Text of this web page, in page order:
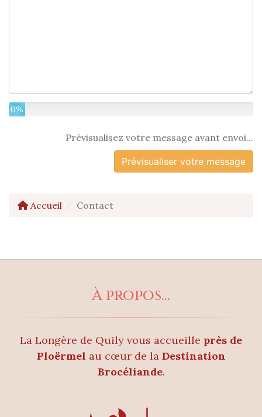
0%
Prévisualisez votre message avant envoi...
Accueil Contact
À propos...
La Longère de Quily vous accueille près de
Ploërmel au cœur de la Destination
Brocéliande.